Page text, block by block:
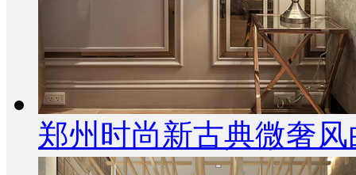
郑州时尚新古典微奢